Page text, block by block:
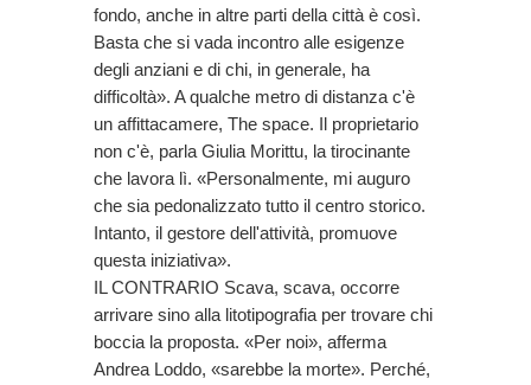
fondo, anche in altre parti della città è così.
Basta che si vada incontro alle esigenze
degli anziani e di chi, in generale, ha
difficoltà». A qualche metro di distanza c'è
un affittacamere, The space. Il proprietario
non c'è, parla Giulia Morittu, la tirocinante
che lavora lì. «Personalmente, mi auguro
che sia pedonalizzato tutto il centro storico.
Intanto, il gestore dell'attività, promuove
questa iniziativa».
IL CONTRARIO Scava, scava, occorre
arrivare sino alla litotipografia per trovare chi
boccia la proposta. «Per noi», afferma
Andrea Loddo, «sarebbe la morte». Perché,